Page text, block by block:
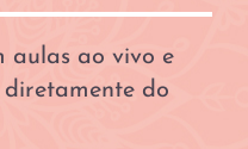
aulas ao vivo e
do